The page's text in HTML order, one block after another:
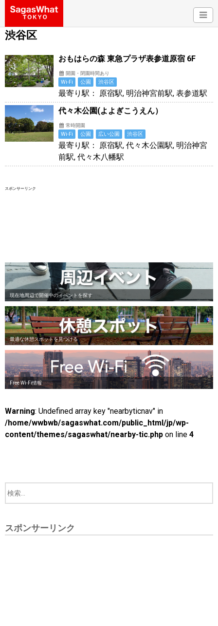
渋谷区
おもはらの森 東急プラザ表参道原宿 6F
開園・閉園時間あり
Wi-Fi 公園 渋谷区
最寄り駅： 原宿駅, 明治神宮前駅, 表参道駅
代々木公園(よよぎこうえん）
常時開園
Wi-Fi 公園 広い公園 渋谷区
最寄り駅： 原宿駅, 代々木公園駅, 明治神宮
前駅, 代々木八幡駅
スポンサーリンク
現在地周辺で開催中のイベントを探す
最適な休憩スポットを見つける
Free Wi-Fi情報
Warning: Undefined array key "nearbyticnav" in
/home/wwbwb/sagaswhat.com/public_html/jp/wp-
content/themes/sagaswhat/nearby-tic.php on line 4
スポンサーリンク